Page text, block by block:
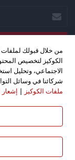
أدخل
بريدك
الإلكتروني
فيسبوك
‫X
من خلال قبولك لملفات
الكوكيز لتخصيص
الاجتماعي، وتحليل
شركائنا في وسائل
ملفات الكوكيز |